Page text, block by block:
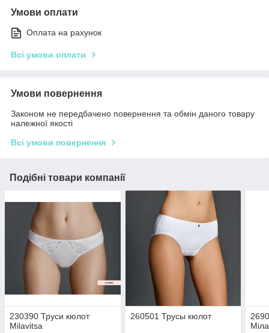
Умови оплати
Оплата на рахунок
Всі умови оплати
Умови повернення
Законом не передбачено повернення та обмін даного товару
належної якості
Всі умови повернення
Подібні товари компанії
230390 Труси кюлот
Milavitsa
260501 Трусы кюлот